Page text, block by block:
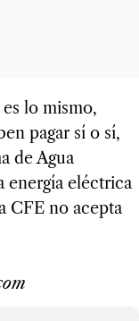
lo mismo,
pagar sí o sí,
de Agua
energía eléctrica
CFE no acepta